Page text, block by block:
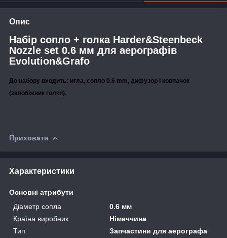
Опис
Набір сопло + голка Harder&Steenbeck
Nozzle set 0.6 мм для аерографів
Evolution&Grafo
До набору входить: игла, сопло 0.6 mm, дифузор і ковпачок
(запобіжник голки).
Приховати
Характеристики
Основні атрибути
Діаметр сопла
0.6 мм
Країна виробник
Німеччина
Тип
Запчастини для аерографа